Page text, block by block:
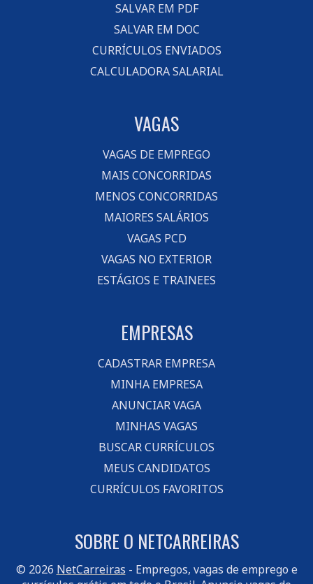
SALVAR EM PDF
SALVAR EM DOC
CURRÍCULOS ENVIADOS
CALCULADORA SALARIAL
VAGAS
VAGAS DE EMPREGO
MAIS CONCORRIDAS
MENOS CONCORRIDAS
MAIORES SALÁRIOS
VAGAS PCD
VAGAS NO EXTERIOR
ESTÁGIOS E TRAINEES
EMPRESAS
CADASTRAR EMPRESA
MINHA EMPRESA
ANUNCIAR VAGA
MINHAS VAGAS
BUSCAR CURRÍCULOS
MEUS CANDIDATOS
CURRÍCULOS FAVORITOS
SOBRE O NETCARREIRAS
© 2026 NetCarreiras - Empregos, vagas de emprego e